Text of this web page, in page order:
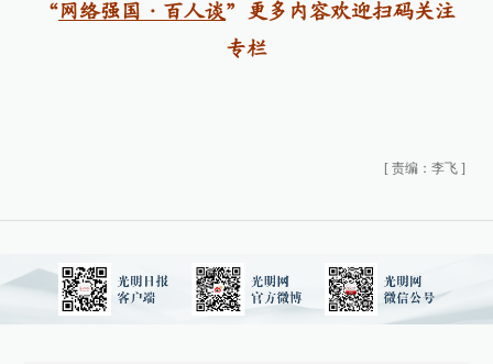
“网络强国·百人谈”
更多内容欢迎扫码关注
专栏
[ 责编：李飞 ]